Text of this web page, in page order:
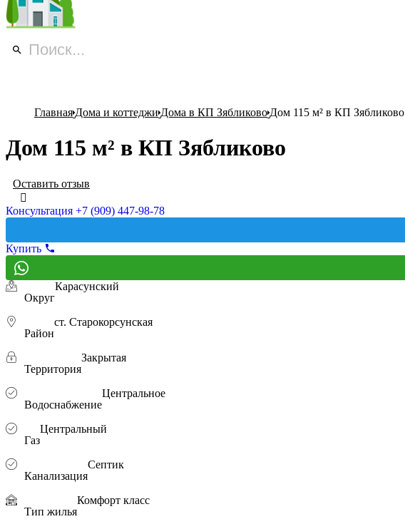
Главная Дома и коттеджи Дома в КП Зябликово Дом 115 м² в КП Зябликово
Дом 115 м² в КП Зябликово
Оставить отзыв
Консультация +7 (909) 447-98-78
Купить
Округ
Карасунский
Район
ст. Старокорсунская
Территория
Закрытая
Водоснабжение
Центральное
Газ
Центральный
Канализация
Септик
Тип жилья
Комфорт класс